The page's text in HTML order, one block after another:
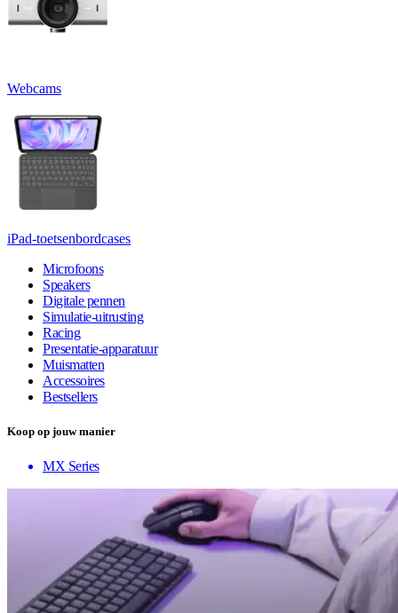
Webcams
iPad-toetsenbordcases
Microfoons
Speakers
Digitale pennen
Simulatie-uitrusting
Racing
Presentatie-apparatuur
Muismatten
Accessoires
Bestsellers
Koop op jouw manier
MX Series